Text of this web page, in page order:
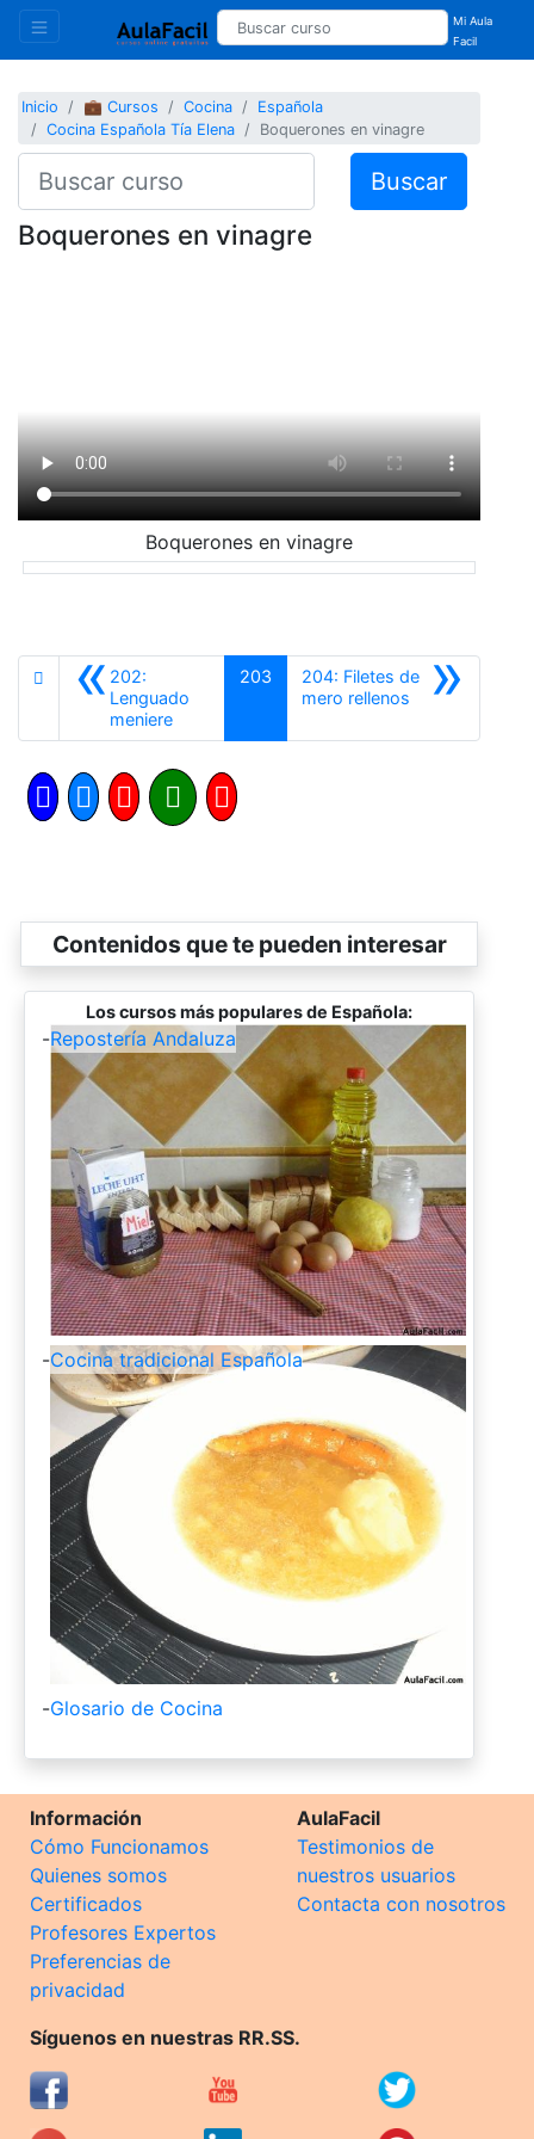
Mi Aula
Facil
Inicio 💼 Cursos Cocina
Española
Cocina Española Tía Elena
Boquerones en vinagre
Buscar
Boquerones en vinagre
Boquerones en vinagre
«202:
Lenguado
meniereAnterior
203 »
204: Filetes de
mero rellenos Siguiente
Contenidos que te pueden interesar
Los cursos más populares de Española:
-Repostería Andaluza
-Cocina tradicional Española
-Glosario de Cocina
Información
Cómo Funcionamos
Quienes somos
Certificados
Profesores Expertos
Preferencias de
privacidad
AulaFacil
Testimonios de
nuestros usuarios
Contacta con nosotros
Síguenos en nuestras RR.SS.